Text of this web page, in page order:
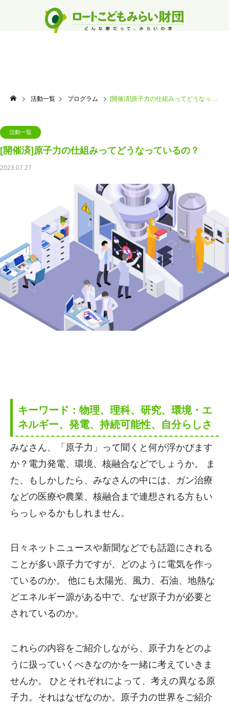
活動一覧 プログラム [開催済]原子力の仕組みってどうなっているの？
活動一覧
[開催済]原子力の仕組みってどうなっているの？
2023.07.27
キーワード：物理、理科、研究、環境・エ
ネルギー、発電、持続可能性、自分らしさ
みなさん、「原子力」って聞くと何が浮かびます
か？電力発電、環境、核融合などでしょうか。 ま
た、もしかしたら、みなさんの中には、ガン治療
などの医療や農業、核融合まで連想される方もい
らっしゃるかもしれません。
日々ネットニュースや新聞などでも話題にされる
ことが多い原子力ですが、どのように電気を作っ
ているのか。 他にも太陽光、風力、石油、地熱な
どエネルギー源がある中で、なぜ原子力が必要と
されているのか。
これらの内容をご紹介しながら、原子力をどのよ
うに扱っていくべきなのかを一緒に考えていきま
せんか。 ひとそれぞれによって、考えの異なる原
子力。それはなぜなのか。原子力の世界をご紹介